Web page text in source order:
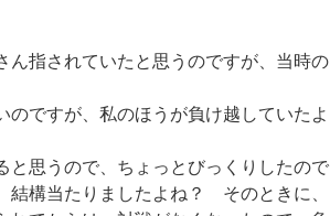
指されていたと思うのですが、当時の
ですが、私のほうが負け越していたよ
と思うので、ちょっとびっくりしたので
結構当たりましたよね？ そのときに、